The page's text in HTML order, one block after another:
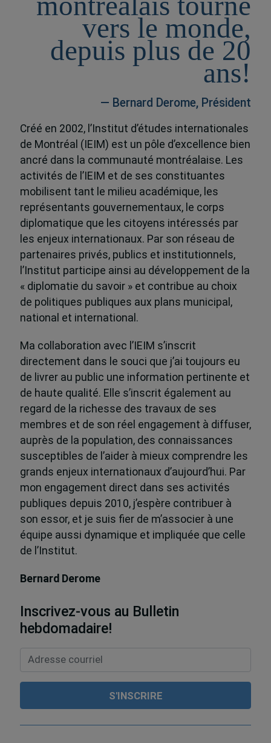
vers le monde,
depuis plus de 20
ans!
— Bernard Derome, Président
Créé en 2002, l’Institut d’études internationales
de Montréal (IEIM) est un pôle d’excellence bien
ancré dans la communauté montréalaise. Les
activités de l’IEIM et de ses constituantes
mobilisent tant le milieu académique, les
représentants gouvernementaux, le corps
diplomatique que les citoyens intéressés par
les enjeux internationaux. Par son réseau de
partenaires privés, publics et institutionnels,
l’Institut participe ainsi au développement de la
« diplomatie du savoir » et contribue au choix
de politiques publiques aux plans municipal,
national et international.
Ma collaboration avec l’IEIM s’inscrit
directement dans le souci que j’ai toujours eu
de livrer au public une information pertinente et
de haute qualité. Elle s’inscrit également au
regard de la richesse des travaux de ses
membres et de son réel engagement à diffuser,
auprès de la population, des connaissances
susceptibles de l’aider à mieux comprendre les
grands enjeux internationaux d’aujourd’hui. Par
mon engagement direct dans ses activités
publiques depuis 2010, j’espère contribuer à
son essor, et je suis fier de m’associer à une
équipe aussi dynamique et impliquée que celle
de l’Institut.
Bernard Derome
Inscrivez-vous au Bulletin
hebdomadaire!